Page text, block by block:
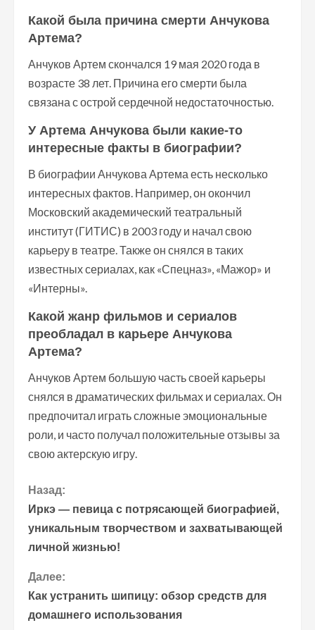
Какой была причина смерти Анчукова
Артема?
Анчуков Артем скончался 19 мая 2020 года в
возрасте 38 лет. Причина его смерти была
связана с острой сердечной недостаточностью.
У Артема Анчукова были какие-то
интересные факты в биографии?
В биографии Анчукова Артема есть несколько
интересных фактов. Например, он окончил
Московский академический театральный
институт (ГИТИС) в 2003 году и начал свою
карьеру в театре. Также он снялся в таких
известных сериалах, как «Спецназ», «Мажор» и
«Интерны».
Какой жанр фильмов и сериалов
преобладал в карьере Анчукова
Артема?
Анчуков Артем большую часть своей карьеры
снялся в драматических фильмах и сериалах. Он
предпочитал играть сложные эмоциональные
роли, и часто получал положительные отзывы за
свою актерскую игру.
П
р
о
д
о
Назад:
Иркэ — певица с потрясающей биографией,
уникальным творчеством и захватывающей
личной жизнью!
Далее:
Как устранить шипицу: обзор средств для
домашнего использования